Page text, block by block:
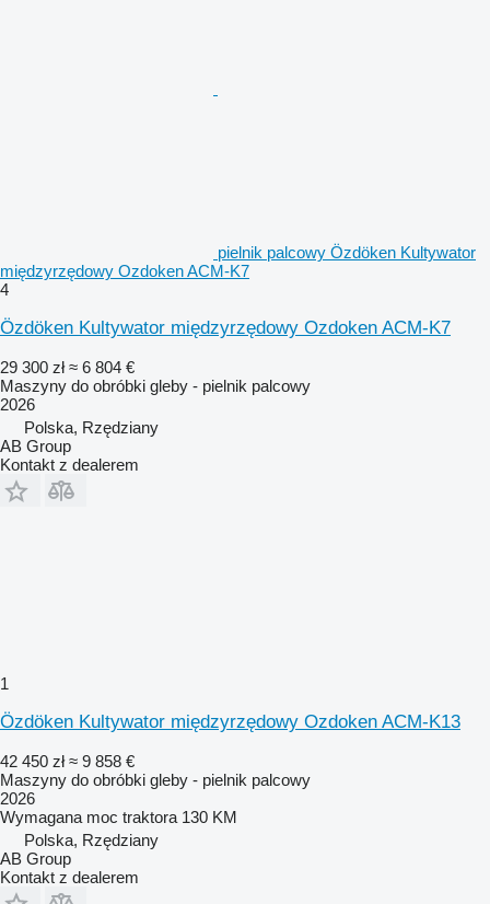
pielnik palcowy Özdöken Kultywator
międzyrzędowy Ozdoken ACM-K7
4
Özdöken Kultywator międzyrzędowy Ozdoken ACM-K7
29 300 zł ≈ 6 804 €
Maszyny do obróbki gleby - pielnik palcowy
2026
Polska, Rzędziany
AB Group
Kontakt z dealerem
1
Özdöken Kultywator międzyrzędowy Ozdoken ACM-K13
42 450 zł ≈ 9 858 €
Maszyny do obróbki gleby - pielnik palcowy
2026
Wymagana moc traktora 130 KM
Polska, Rzędziany
AB Group
Kontakt z dealerem